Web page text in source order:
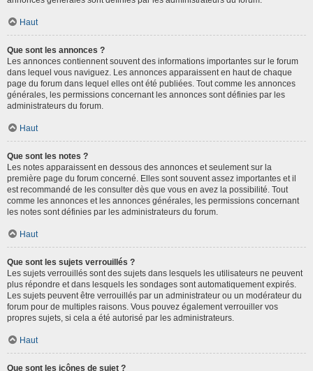
Haut
Que sont les annonces ?
Les annonces contiennent souvent des informations importantes sur le forum
dans lequel vous naviguez. Les annonces apparaissent en haut de chaque
page du forum dans lequel elles ont été publiées. Tout comme les annonces
générales, les permissions concernant les annonces sont définies par les
administrateurs du forum.
Haut
Que sont les notes ?
Les notes apparaissent en dessous des annonces et seulement sur la
première page du forum concerné. Elles sont souvent assez importantes et il
est recommandé de les consulter dès que vous en avez la possibilité. Tout
comme les annonces et les annonces générales, les permissions concernant
les notes sont définies par les administrateurs du forum.
Haut
Que sont les sujets verrouillés ?
Les sujets verrouillés sont des sujets dans lesquels les utilisateurs ne peuvent
plus répondre et dans lesquels les sondages sont automatiquement expirés.
Les sujets peuvent être verrouillés par un administrateur ou un modérateur du
forum pour de multiples raisons. Vous pouvez également verrouiller vos
propres sujets, si cela a été autorisé par les administrateurs.
Haut
Que sont les icônes de sujet ?